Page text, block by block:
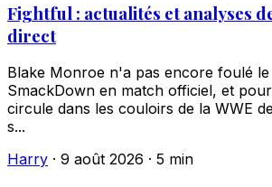
Fightful : actualités et analyses
direct
Blake Monroe n'a pas encore foulé
SmackDown en match officiel, et
circule dans les couloirs de la WWE
s...
Harry · 9 août 2026 · 5 min